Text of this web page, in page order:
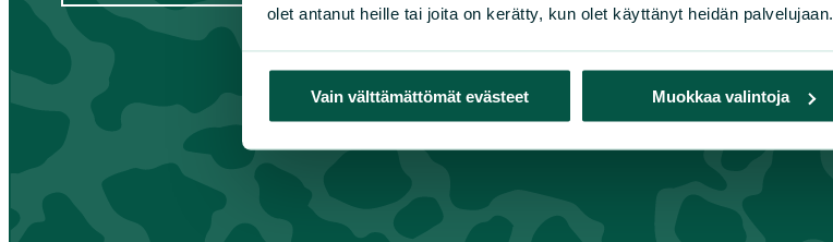
olet antanut heille tai joita on kerätty, kun olet käyttänyt heidän palvelujaan.
Vain välttämättömät evästeet Muokkaa valintoja